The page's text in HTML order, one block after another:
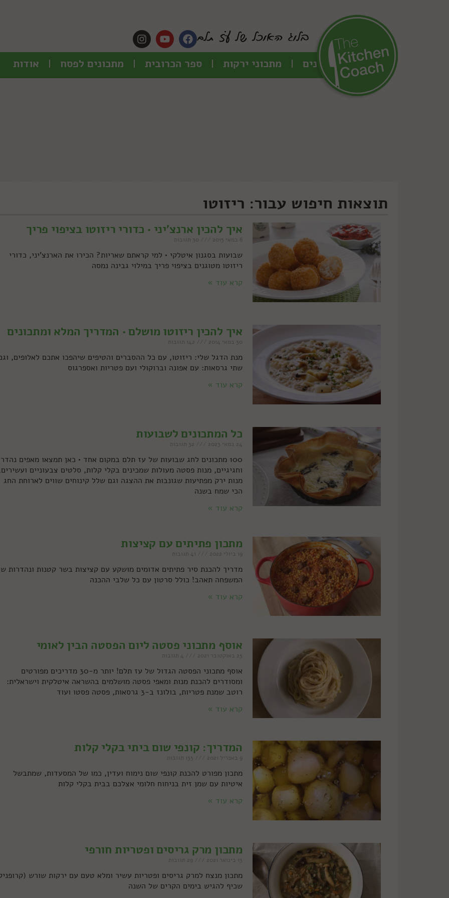
כל המתכונים מתכוני ירקות ספר הכרובית מתכונים לפסח אודות
תוצאות חיפוש עבור: ריזוטו
איך להכין ארנצ'יני • כדורי ריזוטו בציפוי פריך
6 במאי 2015
שבועות בסגנון איטלקי • למי קראתם שאריות? הכירו את הארנצ'יני, כדורי
ריזוטו מטוגנים בציפוי פריך במילוי גבינה נמסה
קרא עוד »
איך להכין ריזוטו מושלם • המדריך המלא ומתכונים
30 במאי 2014
מנת הדגל שלי: ריזוטו, עם כל ההסברים והטיפים שיהפכו אתכם לאלופים,
שתי גרסאות: עם אפונה וברוקולי ועם פטריות ואספרגוס
קרא עוד »
כל המתכונים לשבועות
24 במאי 2023
100 מתכונים לחג שבועות של עז תלם במקום אחד • כאן תמצאו מאפים
וחגיגיים, מנות פסטה מעולות שמכינים בקלי קלות, סלטים צבעוניים
מנות ירק מפתיעות שגונבות את ההצגה וגם שלל קינוחים שווים לארוחת החג
הכי שמח בשנה
קרא עוד »
מתכון פתיתים עם קציצות
19 ביולי 2022
מדריך להכנת סיר פתיתים אדומים מושקע עם קציצות בשר קטנות ונהדרות
המשפחה תאהב! כולל סרטון עם כל שלבי ההכנה
קרא עוד »
אוסף מתכוני פסטה ליום הפסטה הבין לאומי
25 באוקטובר 2021
אוסף מתכוני הפסטה הגדול של עז תלם! יותר מ-30 מדריכים מפורטים
ומסודרים להכנת מנות ומאפי פסטה מושלמים בהשראה איטלקית וישראלית:
רוטב שמנת פטריות, בולונז ב-3 גרסאות, פסטה פסטו ועוד
קרא עוד »
המדריך: קונפי שום ביתי בקלי קלות
9 באפריל 2021
מתכון מפורט להכנת קונפי שום נימוח ועדין, כמו של המסעדות, שמתבשל
איטיות עם שמן זית בניחוח חלומי אצלכם בבית בקלי קלות
קרא עוד »
מתכון מרק גריסים ופטריות חורפי
13 בינואר 2021
מתכון מנצח למרק גריסים ופטריות עשיר ומלא טעם עם ירקות שורש
שכיף להגיש בימים הקרים של השנה